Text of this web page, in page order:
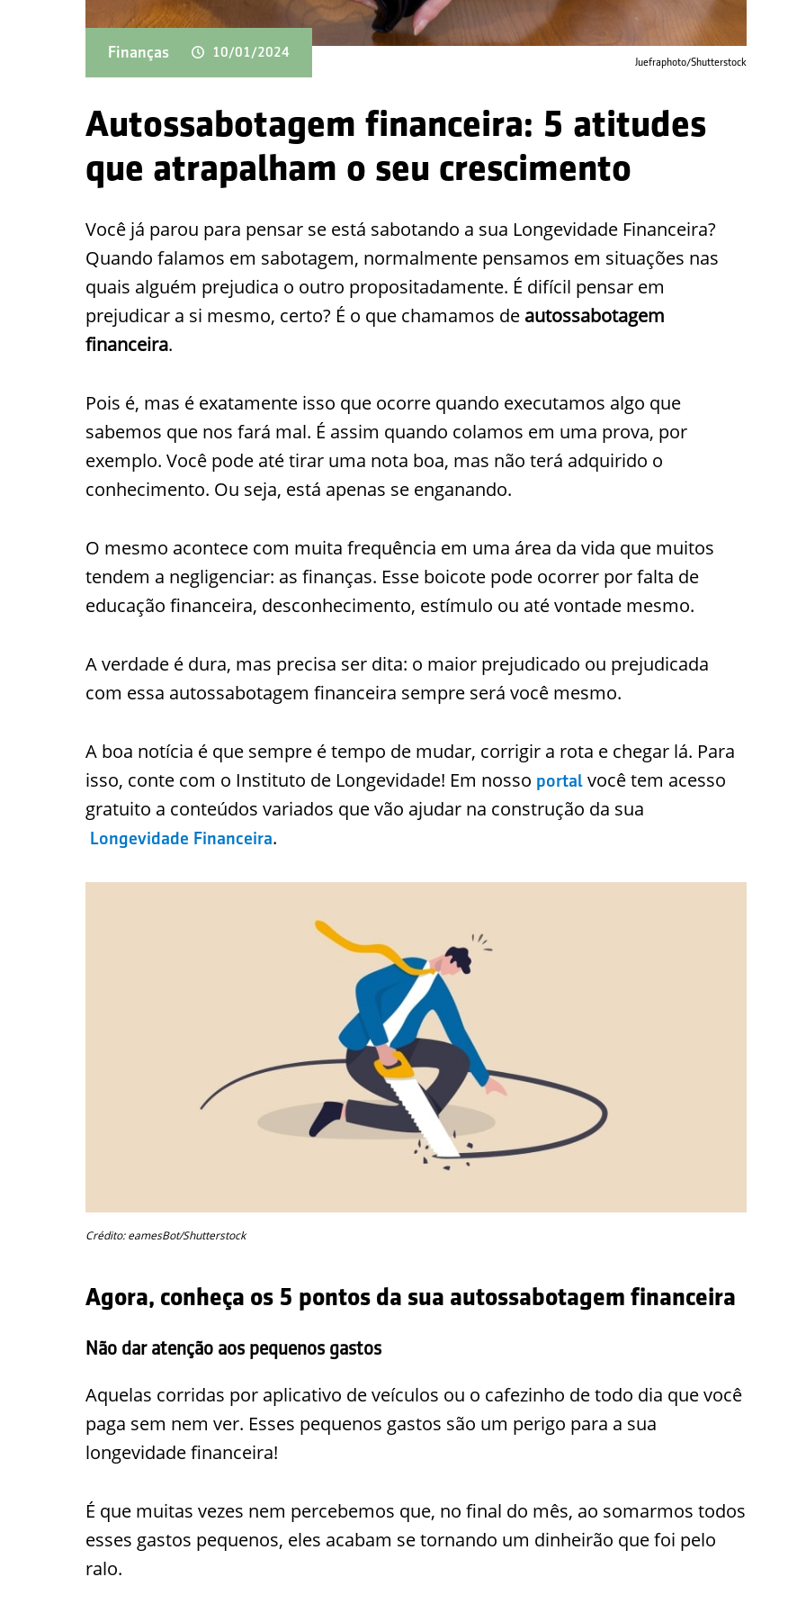
Juefraphoto/Shutterstock
Finanças 10/01/2024
Autossabotagem financeira: 5 atitudes
que atrapalham o seu crescimento
Você já parou para pensar se está sabotando a sua Longevidade Financeira?
Quando falamos em sabotagem, normalmente pensamos em situações nas
quais alguém prejudica o outro propositadamente. É difícil pensar em
prejudicar a si mesmo, certo? É o que chamamos de autossabotagem
financeira.
Pois é, mas é exatamente isso que ocorre quando executamos algo que
sabemos que nos fará mal. É assim quando colamos em uma prova, por
exemplo. Você pode até tirar uma nota boa, mas não terá adquirido o
conhecimento. Ou seja, está apenas se enganando.
O mesmo acontece com muita frequência em uma área da vida que muitos
tendem a negligenciar: as finanças. Esse boicote pode ocorrer por falta de
educação financeira, desconhecimento, estímulo ou até vontade mesmo.
A verdade é dura, mas precisa ser dita: o maior prejudicado ou prejudicada
com essa autossabotagem financeira sempre será você mesmo.
A boa notícia é que sempre é tempo de mudar, corrigir a rota e chegar lá. Para
isso, conte com o Instituto de Longevidade! Em nosso portal você tem acesso
gratuito a conteúdos variados que vão ajudar na construção da sua
Longevidade Financeira.
Crédito: eamesBot/Shutterstock
Agora, conheça os 5 pontos da sua autossabotagem financeira
Não dar atenção aos pequenos gastos
Aquelas corridas por aplicativo de veículos ou o cafezinho de todo dia que você
paga sem nem ver. Esses pequenos gastos são um perigo para a sua
longevidade financeira!
É que muitas vezes nem percebemos que, no final do mês, ao somarmos todos
esses gastos pequenos, eles acabam se tornando um dinheirão que foi pelo
ralo.